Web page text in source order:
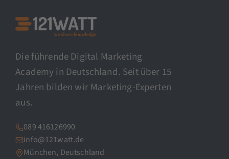
Die führende Digital Marketing
Academy in Deutschland. Seit über 15
Jahren bilden wir Marketing-Experten
aus.
089 416126990
info@121watt.de
München, Deutschland